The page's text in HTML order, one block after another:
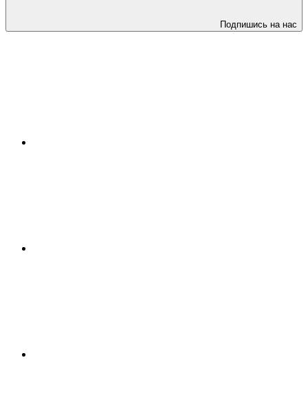
Подпишись на нас